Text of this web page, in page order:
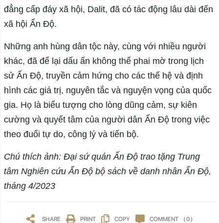
đẳng cấp đáy xã hội, Dalit, đã có tác động lâu dài đến
xã hội Ấn Độ.
Những anh hùng dân tộc này, cùng với nhiều người
khác, đã để lại dấu ấn không thể phai mờ trong lịch
sử Ấn Độ, truyền cảm hứng cho các thế hệ và định
hình các giá trị, nguyên tắc và nguyện vọng của quốc
gia. Họ là biểu tượng cho lòng dũng cảm, sự kiên
cường và quyết tâm của người dân Ấn Độ trong việc
theo đuổi tự do, công lý và tiến bộ.
Chú thích ảnh: Đại sứ quán Ấn Độ trao tặng Trung
tâm Nghiên cứu Ấn Độ bộ sách về danh nhân Ấn Độ,
tháng 4/2023
SHARE PRINT COPY COMMENT ( 0 )